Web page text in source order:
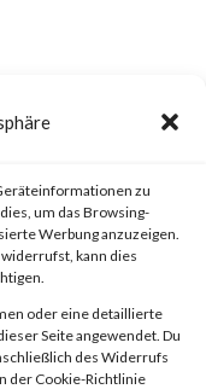
zu
um das Browsing-
Werbung anzuzeigen.
kann dies
oder eine detaillierte
Seite angewendet. Du
des Widerrufs
der Cookie-Richtlinie
Link
1.1.4
an
to
obtain